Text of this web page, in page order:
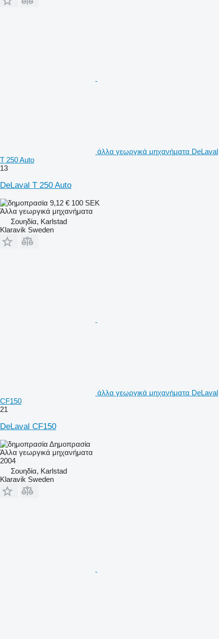
άλλα γεωργικά μηχανήματα DeLaval
T 250 Auto
13
DeLaval T 250 Auto
9,12 € 100 SEK
Άλλα γεωργικά μηχανήματα
Σουηδία, Karlstad
Klaravik Sweden
άλλα γεωργικά μηχανήματα DeLaval
CF150
21
DeLaval CF150
Δημοπρασία
Άλλα γεωργικά μηχανήματα
2004
Σουηδία, Karlstad
Klaravik Sweden